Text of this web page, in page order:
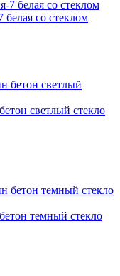
со стеклом
светлый стекло
темный стекло